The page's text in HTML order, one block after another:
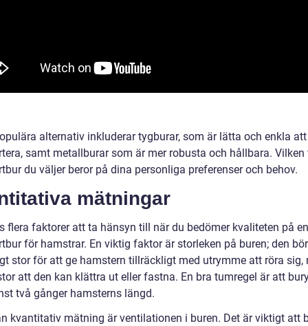
alternativ inkluderar tygburar, som är lätta och enkla att
samt metallburar som är mer robusta och hållbara. Vilken
du väljer beror på dina personliga preferenser och behov.
mätningar
flera faktorer att ta hänsyn till när du bedömer kvaliteten på en
för hamstrar. En viktig faktor är storleken på buren; den
stor för att ge hamstern tillräckligt med utrymme att röra sig,
att den kan klättra ut eller fastna. En bra tumregel är att
två gånger hamsterns längd.
kvantitativ mätning är ventilationen i buren. Det är viktigt att